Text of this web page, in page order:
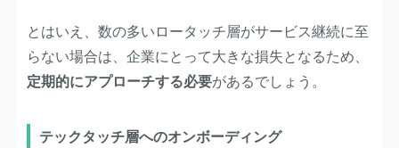
とはいえ、数の多いロータッチ層がサービス継続に至
らない場合は、企業にとって大きな損失となるため、
定期的にアプローチする必要があるでしょう。
テックタッチ層へのオンボーディング